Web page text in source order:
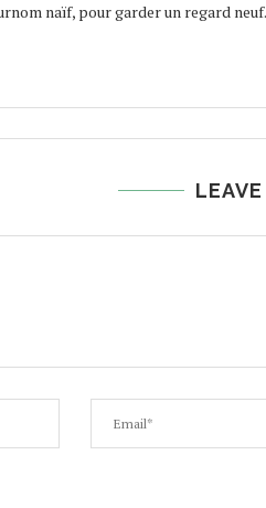
naïf, pour garder un regard neuf.